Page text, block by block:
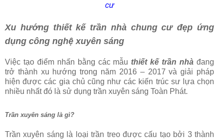
cư
Xu hướng thiết kế trần nhà chung cư đẹp ứng
dụng công nghệ xuyên sáng
Việc tạo điểm nhấn bằng các mẫu thiết kế trần nhà đang
trở thành xu hướng trong năm 2016 – 2017 và giải pháp
hiện được các gia chủ cũng như các kiến trúc sư lựa chọn
nhiều nhất đó là sử dụng trần xuyên sáng Toàn Phát.
Trần xuyên sáng là gì?
Trần xuyên sáng là loại trần treo được cấu tạo bởi 3 thành